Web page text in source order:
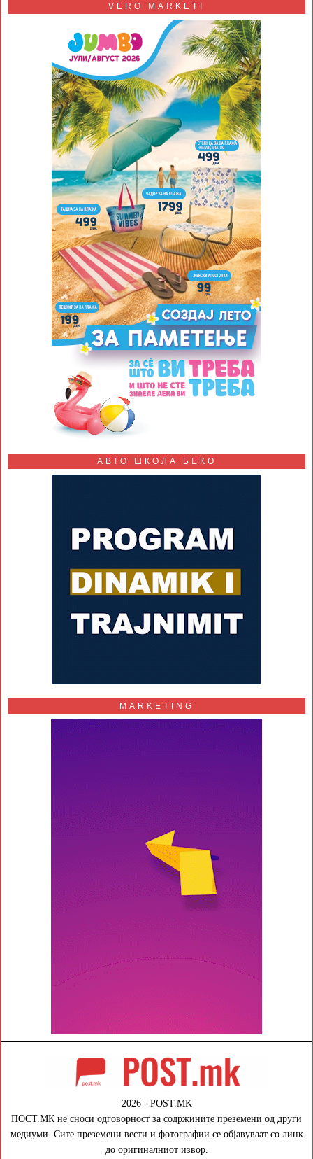
VERO MARKETI
АВТО ШКОЛА БЕКО
MARKETING
2026 - POST.MK
ПОСТ.МК не сноси одговорност за содржините преземени од други
медиуми. Сите преземени вести и фотографии се објавуваат со линк
до оригиналниот извор.